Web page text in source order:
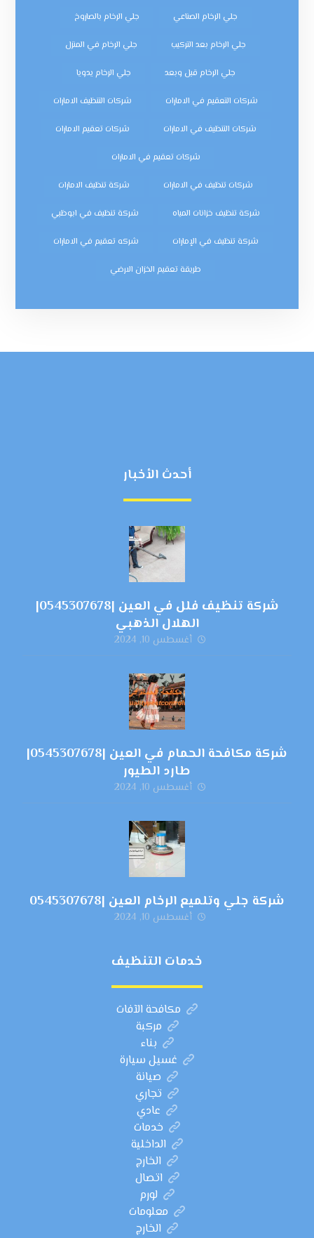
جلي الرخام الصناعي جلي الرخام بالصاروخ
جلي الرخام بعد التركيب جلي الرخام في المنزل
جلي الرخام قبل وبعد جلي الرخام يدويا
شركات التعقيم في الامارات شركات التنظيف الامارات
شركات التنظيف في الامارات شركات تعقيم الامارات
شركات تعقيم في الامارات
شركات تنظيف في الامارات شركة تنظيف الامارات
شركة تنظيف خزانات المياه شركة تنظيف في ابوظبي
شركة تنظيف في الإمارات شركه تعقيم في الامارات
طريقة تعقيم الخزان الارضي
أحدث الأخبار
شركة تنظيف فلل في العين |0545307678|
الهلال الذهبي
أغسطس 10, 2024
شركة مكافحة الحمام في العين |0545307678|
طارد الطيور
أغسطس 10, 2024
شركة جلي وتلميع الرخام العين |0545307678
أغسطس 10, 2024
خدمات التنظيف
مكافحة الآفات
مركبة
بناء
غسيل سيارة
صيانة
تجاري
عادي
خدمات
الداخلية
الخارج
اتصال
لورم
معلومات
الخارج